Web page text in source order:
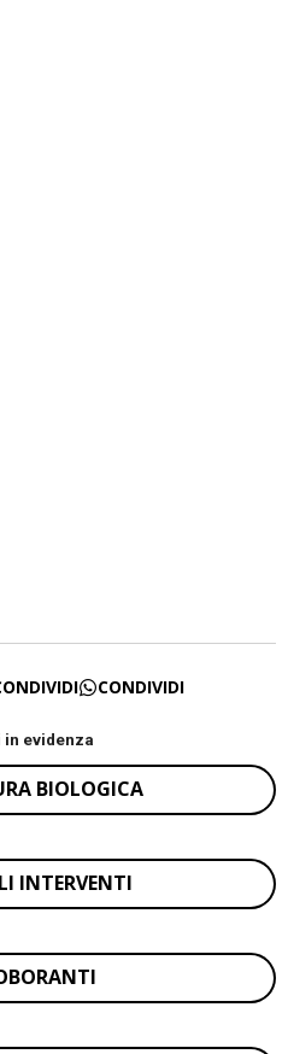
CONDIVIDI
in evidenza
BIOLOGICA
INTERVENTI